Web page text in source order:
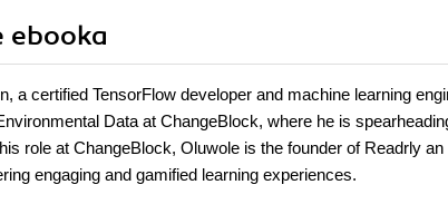
ebooka
a certified TensorFlow developer and machine learning
Data at ChangeBlock, where he is
role at ChangeBlock, Oluwole is the founder of Readrly
engaging and gamified learning experiences.